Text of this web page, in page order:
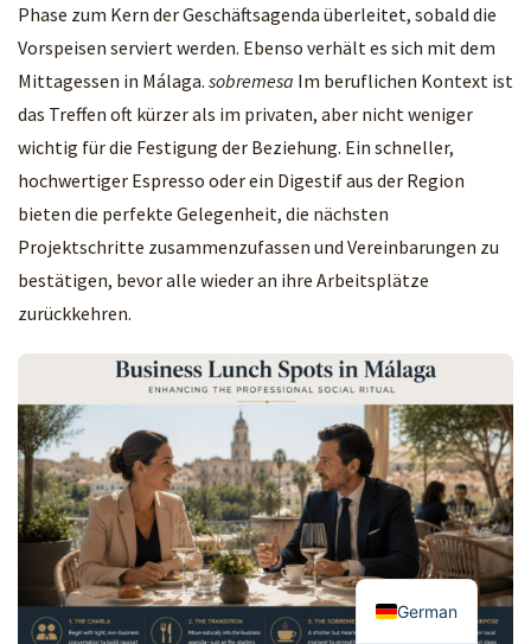
Phase zum Kern der Geschäftsagenda überleitet, sobald die
Vorspeisen serviert werden. Ebenso verhält es sich mit dem
Mittagessen in Málaga. sobremesa Im beruflichen Kontext ist
das Treffen oft kürzer als im privaten, aber nicht weniger
wichtig für die Festigung der Beziehung. Ein schneller,
hochwertiger Espresso oder ein Digestif aus der Region
bieten die perfekte Gelegenheit, die nächsten
Projektschritte zusammenzufassen und Vereinbarungen zu
bestätigen, bevor alle wieder an ihre Arbeitsplätze
zurückkehren.
German